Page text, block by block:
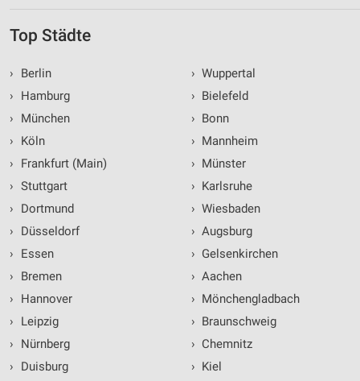
Top Städte
›
Berlin
›
Hamburg
›
München
›
Köln
›
Frankfurt (Main)
› Stuttgart
›
Dortmund
›
Düsseldorf
›
Essen
›
Bremen
›
Hannover
›
Leipzig
›
Nürnberg
›
Duisburg
› Wuppertal
› Bielefeld
› Bonn
› Mannheim
› Münster
› Karlsruhe
› Wiesbaden
› Augsburg
› Gelsenkirchen
› Aachen
› Mönchengladbach
› Braunschweig
› Chemnitz
› Kiel